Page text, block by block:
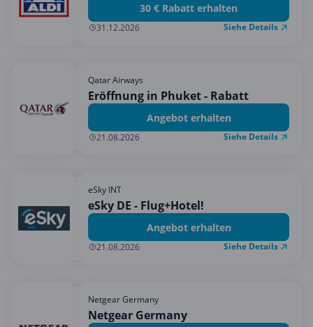
30 € Rabatt erhalten
31.12.2026 Siehe Details
Qatar Airways
Eröffnung in Phuket - Rabatt
Angebot erhalten
21.08.2026 Siehe Details
eSky INT
eSky DE - Flug+Hotel!
Angebot erhalten
21.08.2026 Siehe Details
Netgear Germany
Netgear Germany